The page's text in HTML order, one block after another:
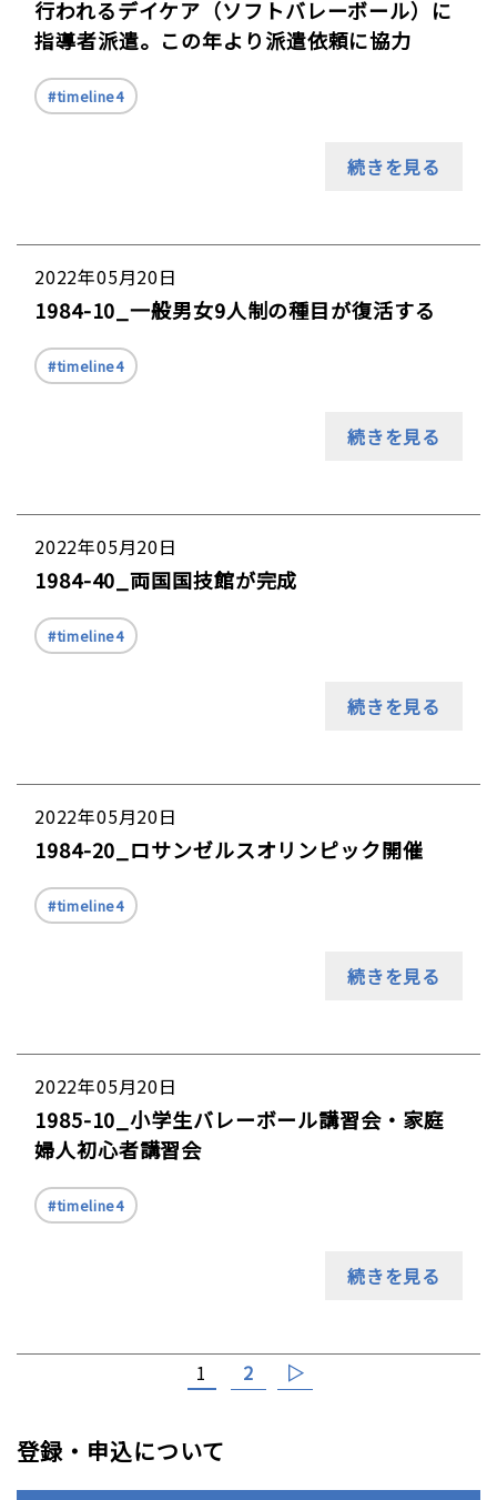
行われるデイケア（ソフトバレーボール）に
指導者派遣。この年より派遣依頼に協力
timeline4
続きを見る
2022年05月20日
1984-10_一般男女9人制の種目が復活する
timeline4
続きを見る
2022年05月20日
1984-40_両国国技館が完成
timeline4
続きを見る
2022年05月20日
1984-20_ロサンゼルスオリンピック開催
timeline4
続きを見る
2022年05月20日
1985-10_小学生バレーボール講習会・家庭
婦人初心者講習会
timeline4
続きを見る
1 2 ▷
登録・申込について